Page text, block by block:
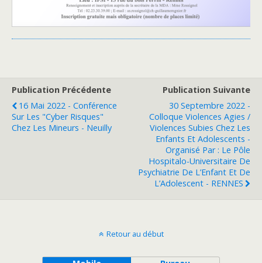
Publication Précédente
16 Mai 2022 - Conférence
Sur Les "Cyber Risques"
Chez Les Mineurs - Neuilly
Publication Suivante
30 Septembre 2022 -
Colloque Violences Agies /
Violences Subies Chez Les
Enfants Et Adolescents -
Organisé Par : Le Pôle
Hospitalo-Universitaire De
Psychiatrie De L’Enfant Et De
L’Adolescent - RENNES
Retour au début